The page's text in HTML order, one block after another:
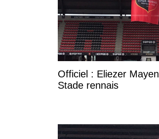
Officiel : Eliezer
Stade rennais